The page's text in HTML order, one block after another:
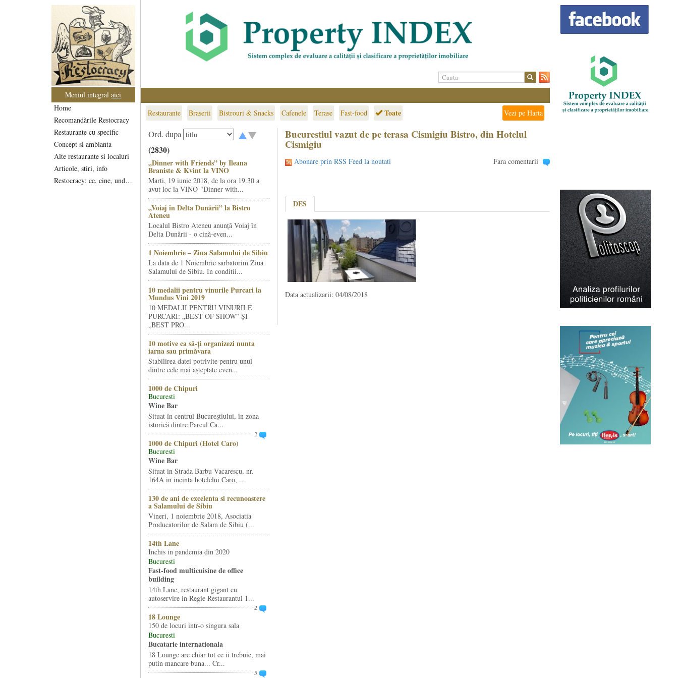
Meniul integralaici
Home
Recomandările Restocracy
Restaurante cu specific
Concept si ambianta
Alte restaurante si localuri
Articole, stiri, info
Restocracy: ce, cine, unde...
Restaurante Braserii Bistrouri & Snacks Cafenele Terase Fast-food Toate Vezi pe Harta
Ord. dupa
(2830)
„Dinner with Friends” by Ileana
Braniste & Kvint la VINO
Marti, 19 iunie 2018, de la ora 19.30 a
avut loc la VINO "Dinner with...
„Voiaj în Delta Dunării” la Bistro
Ateneu
Localul Bistro Ateneu anunță Voiaj în
Delta Dunării - o cină-even...
1 Noiembrie – Ziua Salamului de Sibiu
La data de 1 Noiembrie sarbatorim Ziua
Salamului de Sibiu. In conditii...
10 medalii pentru vinurile Purcari la
Mundus Vini 2019
10 MEDALII PENTRU VINURILE
PURCARI: „BEST OF SHOW” ȘI
„BEST PRO...
10 motive ca să-ți organizezi nunta
iarna sau primăvara
Stabilirea datei potrivite pentru unul
dintre cele mai așteptate even...
1000 de Chipuri
Bucuresti
Wine Bar
Situat în centrul Bucureştiului, în zona
istorică dintre Parcul Ca...
2
1000 de Chipuri (Hotel Caro)
Bucuresti
Wine Bar
Situat in Strada Barbu Vacarescu, nr.
164A in incinta hotelelui Caro, ...
130 de ani de excelenta si recunoastere
a Salamului de Sibiu
Vineri, 1 noiembrie 2018, Asociatia
Producatorilor de Salam de Sibiu (...
14th Lane
Inchis in pandemia din 2020
Bucuresti
Fast-food multicuisine de office
building
14th Lane, restaurant gigant cu
autoservire in Regie Restaurantul 1...
2
18 Lounge
150 de locuri intr-o singura sala
Bucuresti
Bucatarie internationala
18 Lounge are chiar tot ce ii trebuie, mai
putin mancare buna... Cr...
5
Bucurestiul vazut de pe terasa Cismigiu Bistro, din Hotelul
Cismigiu
Abonare prin RSS Feed la noutati Fara comentarii
DES
Data actualizarii: 04/08/2018